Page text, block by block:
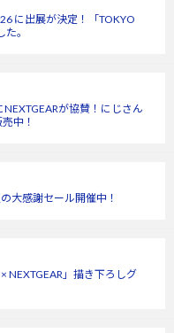
に出展が決定！「TOKYO
。
が協賛！にじさん
中！
大感謝セール開催中！
NEXTGEAR」描き下ろしグ